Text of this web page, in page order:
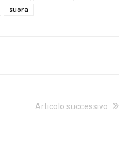
suora
Articolo successivo